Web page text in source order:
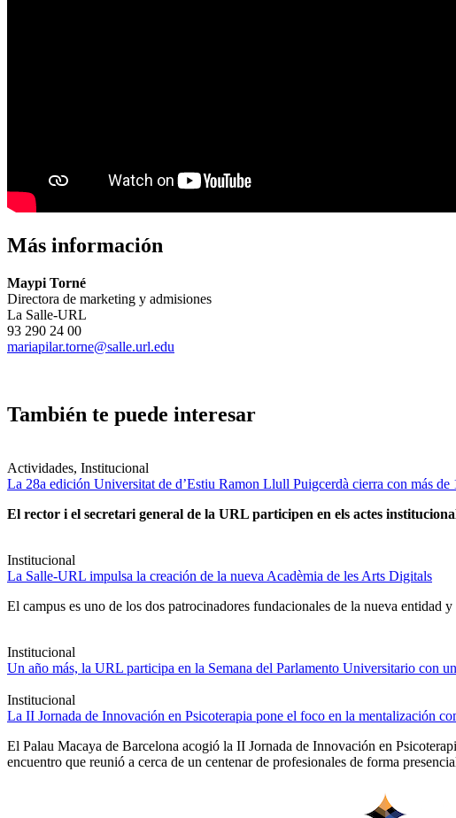
Más información
Maypi Torné
Directora de marketing y admisiones
La Salle-URL
93 290 24 00
mariapilar.torne@salle.url.edu
También te puede interesar
Actividades, Institucional
La 28a edición Universitat de d’Estiu Ramon Llull Puigcerdà cierra con más de
El rector i el secretari general de la URL participen en els actes
Institucional
La Salle-URL impulsa la creación de la nueva Acadèmia de les Arts Digitals
El campus es uno de los dos patrocinadores fundacionales de la nueva entidad
Institucional
Un año más, la URL participa en la Semana del Parlamento Universitario con
Institucional
La II Jornada de Innovación en Psicoterapia pone el foco en la mentalización
El Palau Macaya de Barcelona acogió la II Jornada de Innovación en
encuentro que reunió a cerca de un centenar de profesionales de forma